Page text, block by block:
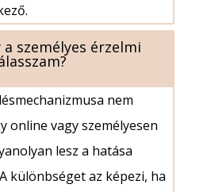
személyes érzelmi
nem
online vagy személyesen
lesz a hatása
különbséget az képezi, ha